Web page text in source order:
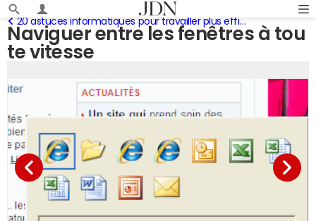
Naviguer entre les fenêtres à tou
te vitesse
20 astuces informatiques pour travailler plus efficacement